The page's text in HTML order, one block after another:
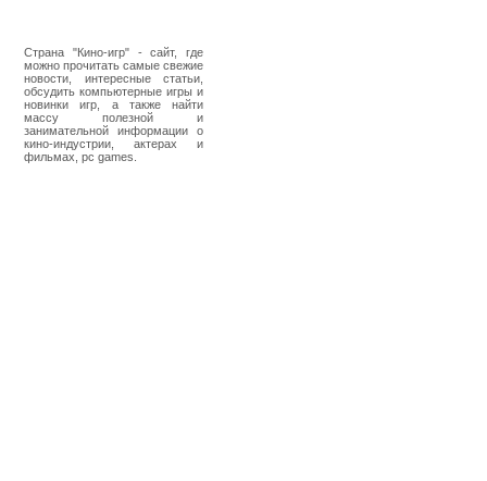
Страна "Кино-игр" - сайт, где
можно прочитать самые свежие
новости, интересные статьи,
обсудить компьютерные игры и
новинки игр, а также найти
массу полезной и
занимательной информации о
кино-индустрии, актерах и
фильмах, pc games.